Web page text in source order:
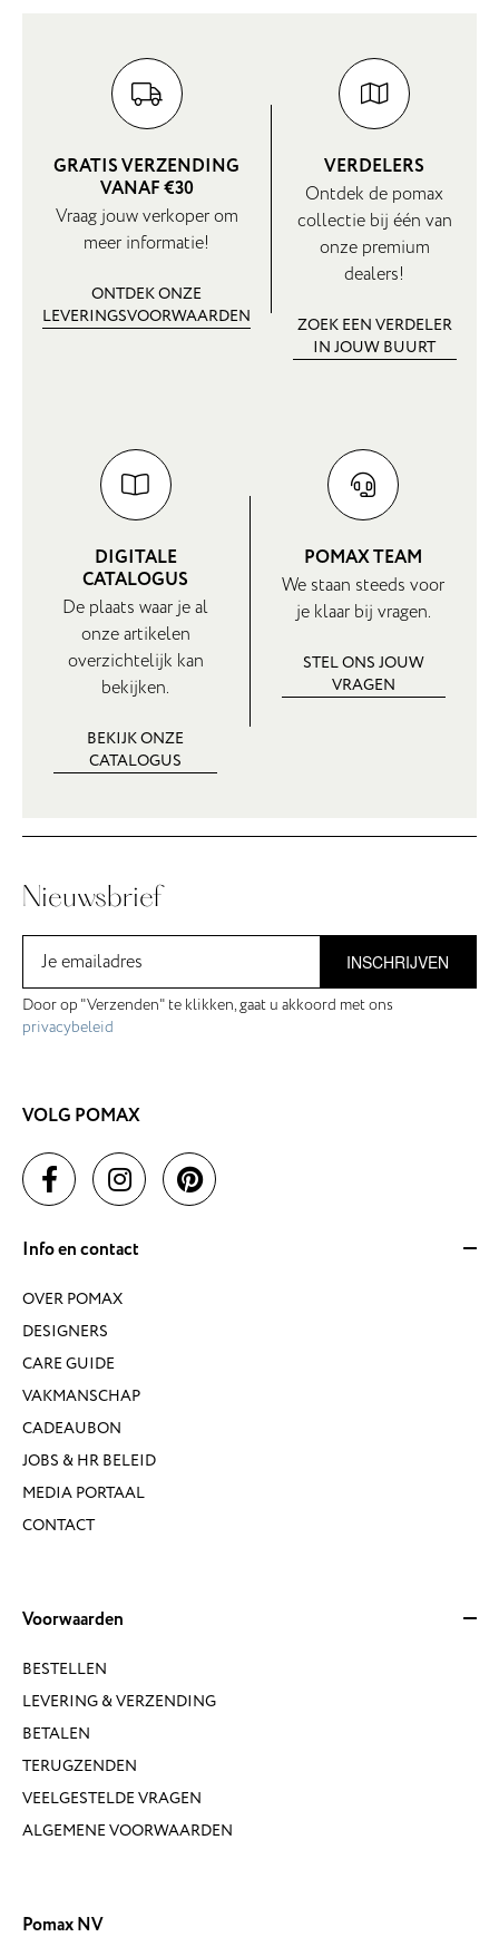
GRATIS VERZENDING
VANAF €30
Vraag jouw verkoper om
meer informatie!
ONTDEK ONZE
LEVERINGSVOORWAARDEN
VERDELERS
Ontdek de pomax
collectie bij één van
onze premium
dealers!
ZOEK EEN VERDELER
IN JOUW BUURT
DIGITALE
CATALOGUS
De plaats waar je al
onze artikelen
overzichtelijk kan
bekijken.
BEKIJK ONZE
CATALOGUS
POMAX TEAM
We staan steeds voor
je klaar bij vragen.
STEL ONS JOUW
VRAGEN
Nieuwsbrief
INSCHRIJVEN
Door op "Verzenden" te klikken, gaat u akkoord met ons
privacybeleid
VOLG POMAX
Info en contact
OVER POMAX
DESIGNERS
CARE GUIDE
VAKMANSCHAP
CADEAUBON
JOBS & HR BELEID
MEDIA PORTAAL
CONTACT
Voorwaarden
BESTELLEN
LEVERING & VERZENDING
BETALEN
TERUGZENDEN
VEELGESTELDE VRAGEN
ALGEMENE VOORWAARDEN
Pomax NV